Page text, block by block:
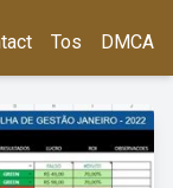
Tos DMCA